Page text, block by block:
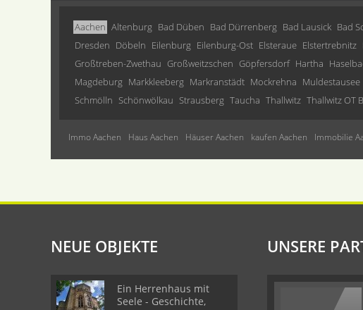
Aachen Altenburg Bad Düben Bad Dürrenberg Bad Lausick Bad
Dresden Döbeln Eilenburg Eilenburg-Ost Elsteraue Elstertrebnitz
Großtreben-Zwethau Großweitzschen Göpfersdorf Hartha
Magdeburg Markkleeberg Markranstädt Mockrehna Muldestausee
Schmölln Schönwölkau Strausberg Taucha Thallwitz Thallwitz OT
Immo Aachen Haus Aachen Häuser Aachen kaufen Aachen Immobilie
NEUE OBJEKTE
Ein Herrenhaus mit
Seele - Geschichte,
UNSERE